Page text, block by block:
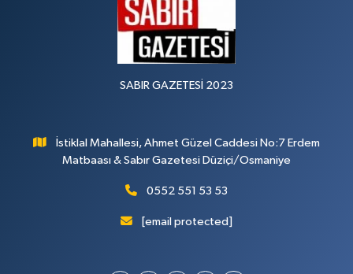
SABIR GAZETESİ 2023
İstiklal Mahallesi, Ahmet Güzel Caddesi No:7 Erdem
Matbaası & Sabır Gazetesi Düziçi/Osmaniye
0552 551 53 53
[email protected]